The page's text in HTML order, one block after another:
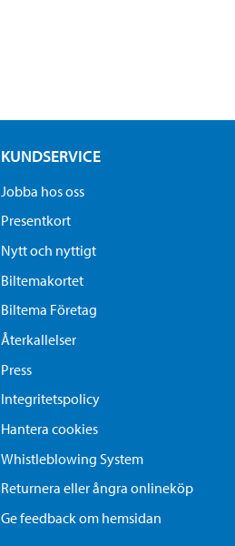
KUNDSERVICE
Jobba hos oss
Presentkort
Nytt och nyttigt
Biltemakortet
Biltema Företag
Återkallelser
Press
Integritetspolicy
Hantera cookies
Whistleblowing System
Returnera eller ångra onlineköp
Ge feedback om hemsidan